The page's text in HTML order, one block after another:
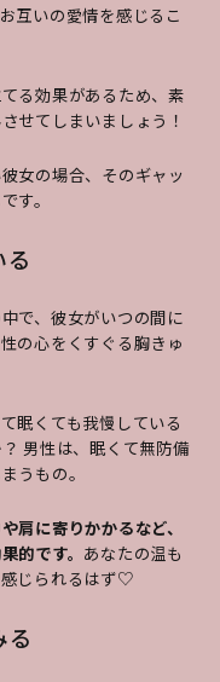
互いの愛情を感じるこ
る効果があるため、素
せてしまいましょう！
女の場合、そのギャッ
す。
で、彼女がいつの間に
の心をくすぐる胸きゅ
眠くても我慢している
男性は、眠くて無防備
うもの。
肩に寄りかかるなど、
的です。 あなたの温も
感じられるはず♡
る